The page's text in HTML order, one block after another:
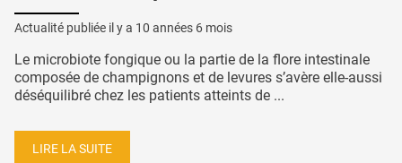
Actualité publiée il y a 10 années 6 mois
Le microbiote fongique ou la partie de la flore intestinale
composée de champignons et de levures s’avère elle-aussi
déséquilibré chez les patients atteints de ...
LIRE LA SUITE